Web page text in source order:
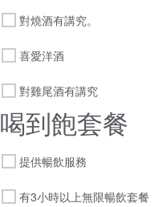
對燒酒有講究。
喜愛洋酒
對雞尾酒有講究
喝到飽套餐
提供暢飲服務
有3小時以上無限暢飲套餐